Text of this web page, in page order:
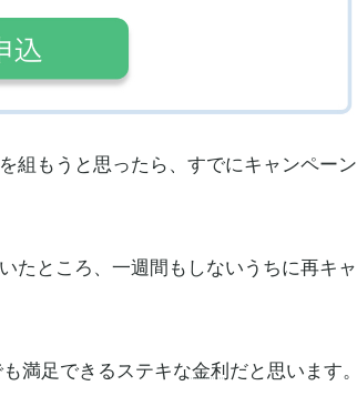
組もうと思ったら、すでにキャンペーン
たところ、一週間もしないうちに再キャ
満足できるステキな金利 だと思います。